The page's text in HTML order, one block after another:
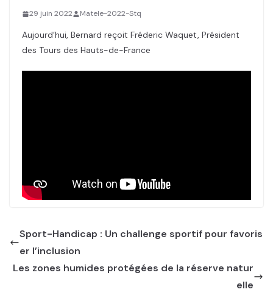
29 juin 2022 Matele-2022-Stq
Aujourd’hui, Bernard reçoit Fréderic Waquet, Président
des Tours des Hauts-de-France
Sport-Handicap : Un challenge sportif pour favoris
er l’inclusion
Les zones humides protégées de la réserve natur
elle